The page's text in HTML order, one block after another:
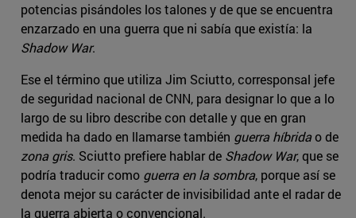
potencias pisándoles los talones y de que se encuentra
enzarzado en una guerra que ni sabía que existía: la
Shadow War.
Ese el término que utiliza Jim Sciutto, corresponsal jefe
de seguridad nacional de CNN, para designar lo que a lo
largo de su libro describe con detalle y que en gran
medida ha dado en llamarse también guerra híbridao de
zona gris. Sciutto prefiere hablar de Shadow War, que se
podría traducir como guerra en la sombra, porque así se
denota mejor su carácter de invisibilidad ante el radar de
la guerra abierta o convencional.